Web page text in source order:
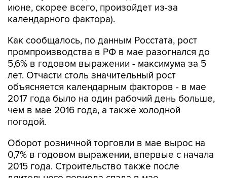
Как сообщалось, по данным Росстата, рост
5,6% в годовом выражении - максимума за 5
лет. Отчасти столь значительный рост
объясняется календарным факторов - в мае
2017 года было на один рабочий день больше,
чем в мае 2016 года, а также холодной
погодой.
Оборот розничной торговли в мае вырос на
2015 года. Строительство также после
длительного периода спада в мае
продемонстрировало годовой рост на 3,8%.